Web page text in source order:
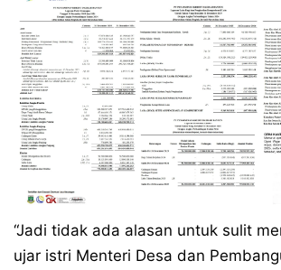
“Jadi tidak ada alasan untuk sulit
ujar istri Menteri Desa dan